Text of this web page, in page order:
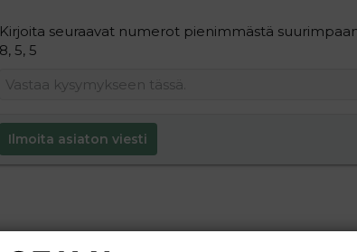
Kirjoita seuraavat numerot pienimmästä
8, 5, 5
Ilmoita asiaton viesti